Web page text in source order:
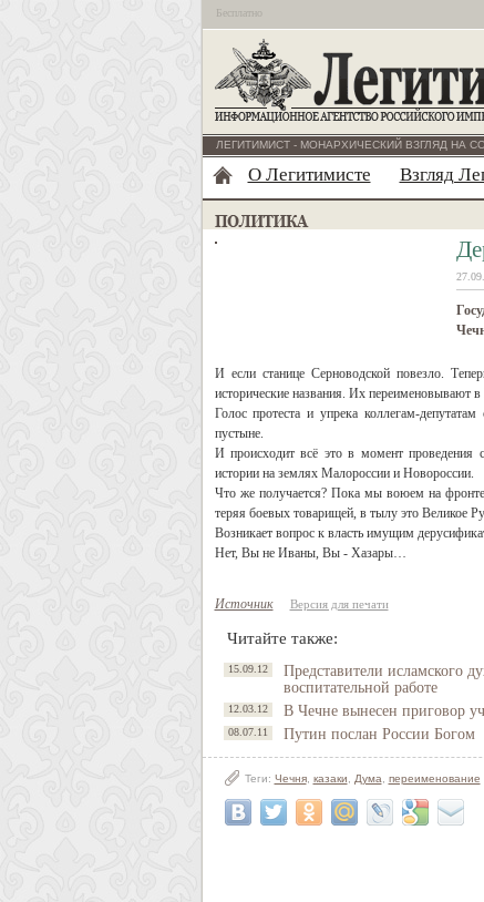
Бесплатно
ЛЕГИТИМИСТ - МОНАРХИЧЕСКИЙ ВЗГЛЯД НА
О Легитимисте Взгляд
И если станице Серноводской повезло.
исторические названия. Их переименовывают
Голос протеста и упрека коллегам-
пустыне.
И происходит всё это в момент проведения
истории на землях Малороссии и Новороссии.
Что же получается? Пока мы воюем на фронте
теряя боевых товарищей, в тылу это Великое
Возникает вопрос к власть имущим
Нет, Вы не Иваны, Вы - Хазары…
Источник Версия для печати
Читайте также:
15.09.12
Представители исламского
воспитательной работе
12.03.12 В Чечне вынесен приговор
08.07.11 Путин послан России Богом
Теги: Чечня, казаки Дума переименование